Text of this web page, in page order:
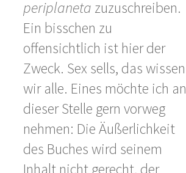
periplaneta zuzuschreiben.
Ein bisschen zu
offensichtlich ist hier der
Zweck. Sex sells, das wissen
wir alle. Eines möchte ich an
dieser Stelle gern vorweg
nehmen: Die Äußerlichkeit
des Buches wird seinem
Inhalt nicht gerecht, der